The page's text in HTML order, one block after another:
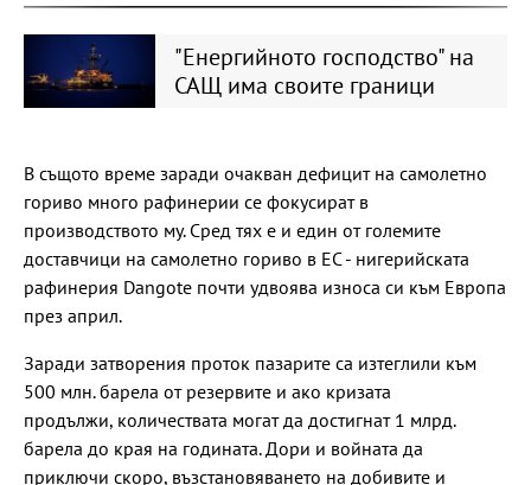
"Енергийното господство" на
САЩ има своите граници
В същото време заради очакван дефицит на самолетно
гориво много рафинерии се фокусират в
производството му. Сред тях е и един от големите
доставчици на самолетно гориво в ЕС - нигерийската
рафинерия Dangote почти удвоява износа си към Европа
през април.
Заради затворения проток пазарите са изтеглили към
500 млн. барела от резервите и ако кризата
продължи, количествата могат да достигнат 1 млрд.
барела до края на годината. Дори и войната да
приключи скоро, възстановяването на добивите и